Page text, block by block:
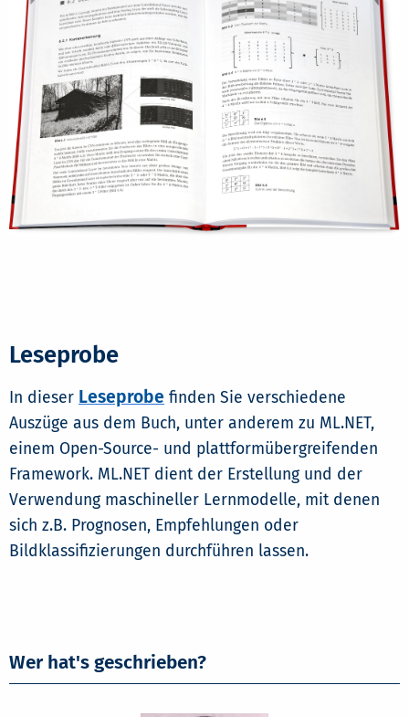
Leseprobe
In dieser Leseprobe finden Sie verschiedene
Auszüge aus dem Buch, unter anderem zu ML.NET,
einem Open-Source- und plattformübergreifenden
Framework. ML.NET dient der Erstellung und der
Verwendung maschineller Lernmodelle, mit denen
sich z.B. Prognosen, Empfehlungen oder
Bildklassifizierungen durchführen lassen.
Wer hat's geschrieben?